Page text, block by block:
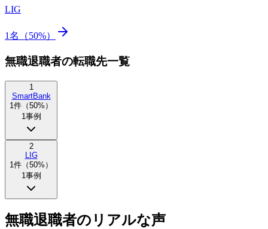
LIG
1名（50%）
無職退職者の転職先一覧
1
SmartBank
1件（50%）
1事例
2
LIG
1件（50%）
1事例
無職退職者のリアルな声